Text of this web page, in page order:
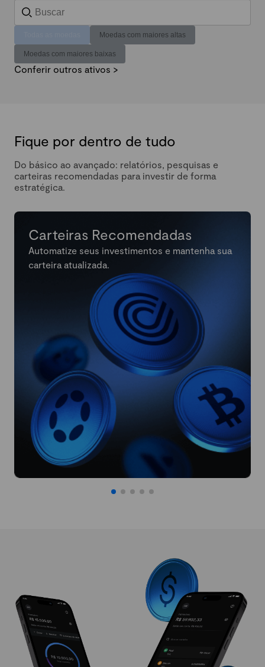
Moedas com maiores altas
Moedas com maiores baixas
Conferir outros ativos >
Fique por dentro de tudo
Do básico ao avançado: relatórios, pesquisas e
carteiras recomendadas para investir de forma
estratégica.
Carteiras Recomendadas
Automatize seus investimentos e mantenha sua
carteira atualizada.